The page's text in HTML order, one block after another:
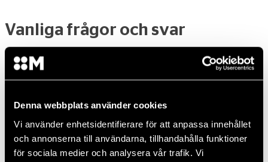
Denna webbplats använder cookies
Vi använder enhetsidentifierare för att anpassa innehållet
och annonserna till användarna, tillhandahålla funktioner
för sociala medier och analysera vår trafik. Vi
Vanliga frågor och svar
auktoriserade för?
Vad betyder det att ni är auktoriserade?
Vilka betalsätt fungerar hos er?
Gäller bilens garanti efter jag varit hos er?
Erbjuder ni lånebil?